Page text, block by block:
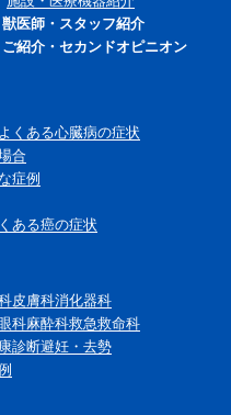
獣医師・スタッフ紹介
ご紹介・セカンドオピニオン
よくある心臓病の症状
合
症例
ある癌の症状
皮膚科消化器科
眼科麻酔科救急救命科
診断避妊・去勢